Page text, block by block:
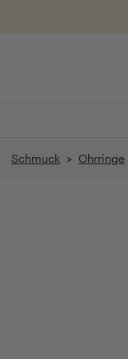
Schmuck > Ohrringe